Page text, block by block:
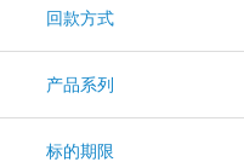
回款方式
产品系列
标的期限